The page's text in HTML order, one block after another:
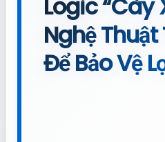
Logic “Cày
Nghệ
Để Bảo Vệ